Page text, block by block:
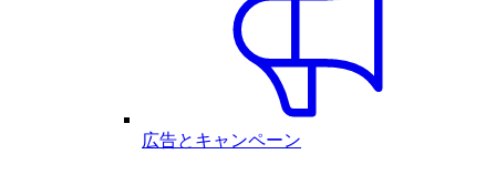
広告とキャンペーン